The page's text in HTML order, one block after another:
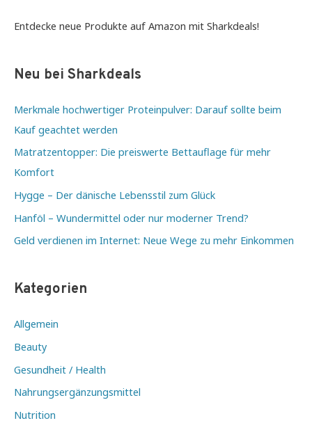
diese
mit
Stress-
Garantie
Entdecke neue Produkte auf Amazon mit Sharkdeals!
Neu bei Sharkdeals
Merkmale hochwertiger Proteinpulver: Darauf sollte beim
Kauf geachtet werden
Matratzentopper: Die preiswerte Bettauflage für mehr
Komfort
Hygge – Der dänische Lebensstil zum Glück
Hanföl – Wundermittel oder nur moderner Trend?
Geld verdienen im Internet: Neue Wege zu mehr Einkommen
Kategorien
Allgemein
Beauty
Gesundheit / Health
Nahrungsergänzungsmittel
Nutrition